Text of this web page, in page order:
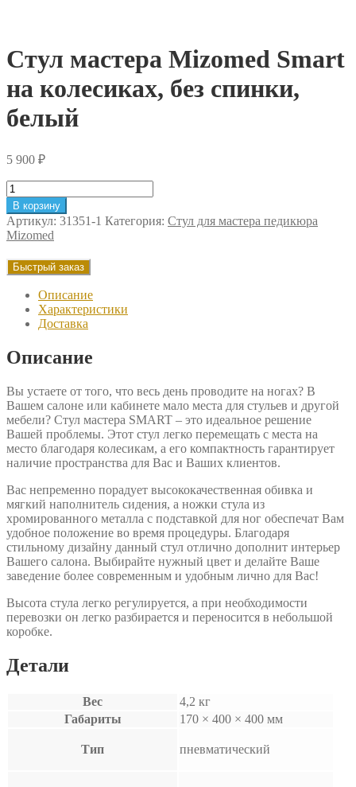
Стул мастера Mizomed Smart
на колесиках, без спинки,
белый
5 900 ₽
Количество
товара
Стул
мастера
Mizomed
Smart
на
спинки,
белый
В корзину
Артикул: 31351-1 Категория: Стул для мастера педикюра
Mizomed
Быстрый заказ
Описание
Характеристики
Доставка
Описание
Вы устаете от того, что весь день проводите на ногах? В
Вашем салоне или кабинете мало места для стульев и другой
мебели? Стул мастера SMART – это идеальное решение
Вашей проблемы. Этот стул легко перемещать с места на
место благодаря колесикам, а его компактность гарантирует
наличие пространства для Вас и Ваших клиентов.
Вас непременно порадует высококачественная обивка и
мягкий наполнитель сидения, а ножки стула из
хромированного металла с подставкой для ног обеспечат Вам
удобное положение во время процедуры. Благодаря
стильному дизайну данный стул отлично дополнит интерьер
Вашего салона. Выбирайте нужный цвет и делайте Ваше
заведение более современным и удобным лично для Вас!
Высота стула легко регулируется, а при необходимости
перевозки он легко разбирается и переносится в небольшой
коробке.
Детали
Вес
4,2 кг
Габариты
170 × 400 × 400 мм
Тип пневматический